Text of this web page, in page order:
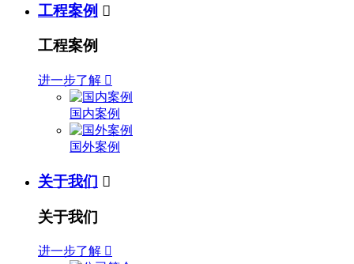
工程案例 
工程案例
进一步了解 
国内案例
国外案例
关于我们 
关于我们
进一步了解 